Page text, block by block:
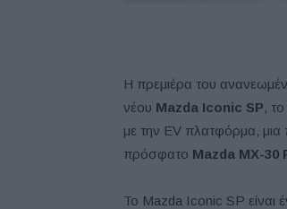
Η πρεμιέρα του
νέου Mazda Iconic SP,
με την EV πλατφόρμα, μια
πρόσφατο Mazda MX-30
Το Mazda Iconic SP είναι